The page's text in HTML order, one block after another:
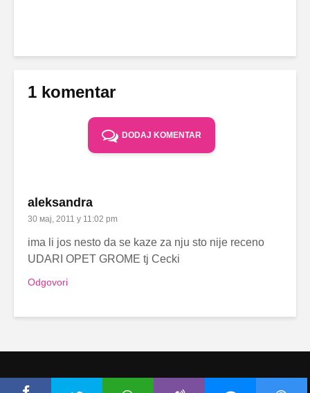
1 komentar
DODAJ KOMENTAR
aleksandra
30 мај, 2011 у 11:02 pm
ima li jos nesto da se kaze za nju sto nije receno
UDARI OPET GROME tj Cecki
Odgovori